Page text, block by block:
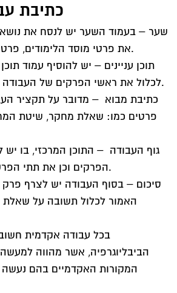
הדרך
מה כולל השירות של כתיבת סמינריון בתשלום?
מענה
עבודה
כתיבת עבודות
כתיבת עבודה
לקבל סיוע
עזרה
סיוע
מבנה עבודה סמינריונית בהתאם
מומחים
כתיבת
את פרטי מוסד הלימודים, פרטי המגיש ושם המרצה.
לכלול את ראשי הפרקים של העבודה ואת מספרי העמודים.
פרטים כמו: שאלת מחקר, שיטת
הפרקים וכן את תתי הפרקים, במידה ויש כאלו.
האמור לכלול תשובה על שאלת
בכל עבודה אקדמית
הביבליוגרפיה, אשר מהווה
המקורות האקדמיים בהם